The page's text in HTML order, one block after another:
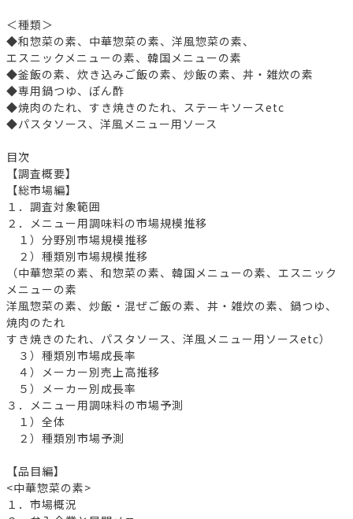
＜種類＞
◆和惣菜の素、中華惣菜の素、洋風惣菜の素、
エスニックメニューの素、韓国メニューの素
◆釜飯の素、炊き込みご飯の素、炒飯の素、丼・雑炊の素
◆専用鍋つゆ、ぽん酢
◆焼肉のたれ、すき焼きのたれ、ステーキソースetc
◆パスタソース、洋風メニュー用ソース
目次
【調査概要】
【総市場編】
１．調査対象範囲
２．メニュー用調味料の市場規模推移
１）分野別市場規模推移
２）種類別市場規模推移
（中華惣菜の素、和惣菜の素、韓国メニューの素、エスニック
メニューの素
洋風惣菜の素、炒飯・混ぜご飯の素、丼・雑炊の素、鍋つゆ、
焼肉のたれ
すき焼きのたれ、パスタソース、洋風メニュー用ソースetc）
３）種類別市場成長率
４）メーカー別売上高推移
５）メーカー別成長率
３．メニュー用調味料の市場予測
１）全体
２）種類別市場予測
【品目編】
<中華惣菜の素>
１．市場概況